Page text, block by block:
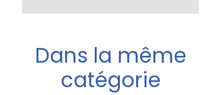
Dans la même
catégorie